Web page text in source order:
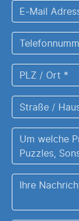
E-
Mail
Adresse
*
Telefonnummer
*
PLZ
/
Ort
*
Straße
/
Hausnummer
Um
welche
Produkte
geht
Ihre
*